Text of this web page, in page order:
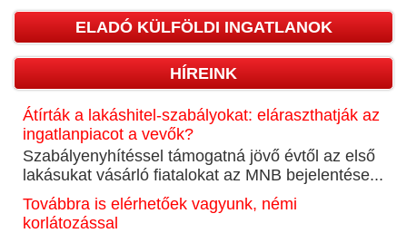
ELADÓ KÜLFÖLDI INGATLANOK
HÍREINK
Átírták a lakáshitel-szabályokat: eláraszthatják az
ingatlanpiacot a vevők?
Szabályenyhítéssel támogatná jövő évtől az első
lakásukat vásárló fiatalokat az MNB bejelentése...
Továbbra is elérhetőek vagyunk, némi
korlátozással